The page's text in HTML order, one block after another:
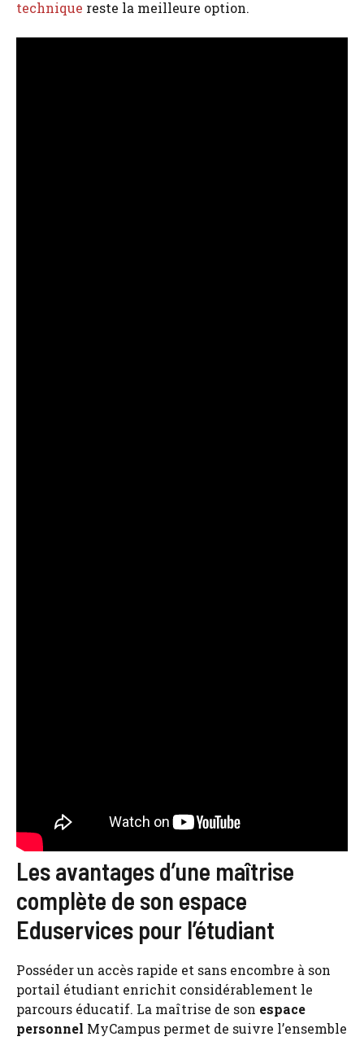
technique reste la meilleure option.
Les avantages d’une maîtrise
complète de son espace
Eduservices pour l’étudiant
Posséder un accès rapide et sans encombre à son
portail étudiant enrichit considérablement le
parcours éducatif. La maîtrise de son espace
personnel MyCampus permet de suivre l’ensemble